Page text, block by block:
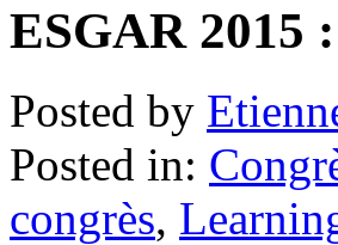
ESGAR 2015
Posted by
Posted in:
congrès,